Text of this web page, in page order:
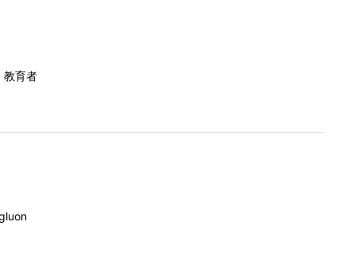
教育者